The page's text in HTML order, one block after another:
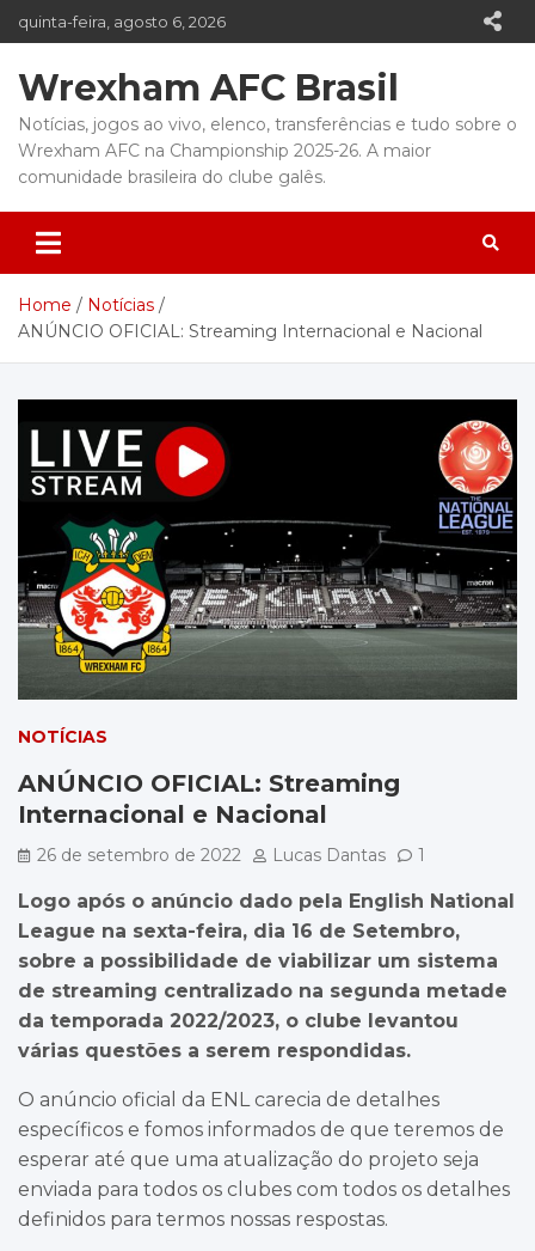
to
quinta-feira, agosto 6, 2026
Wrexham AFC Brasil
Notícias, jogos ao vivo, elenco, transferências e tudo sobre o
Wrexham AFC na Championship 2025-26. A maior
comunidade brasileira do clube galês.
Home
Notícias
ANÚNCIO OFICIAL: Streaming Internacional e Nacional
NOTÍCIAS
ANÚNCIO OFICIAL: Streaming
Internacional e Nacional
26 de setembro de 2022 Lucas Dantas 1
Logo após o anúncio dado pela English National
League na sexta-feira, dia 16 de Setembro,
sobre a possibilidade de viabilizar um sistema
de streaming centralizado na segunda metade
da temporada 2022/2023, o clube levantou
várias questões a serem respondidas.
O anúncio oficial da ENL carecia de detalhes
específicos e fomos informados de que teremos de
esperar até que uma atualização do projeto seja
enviada para todos os clubes com todos os detalhes
definidos para termos nossas respostas.